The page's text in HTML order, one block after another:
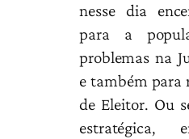
nesse dia
para a
problemas na
e também
de Eleitor. Ou